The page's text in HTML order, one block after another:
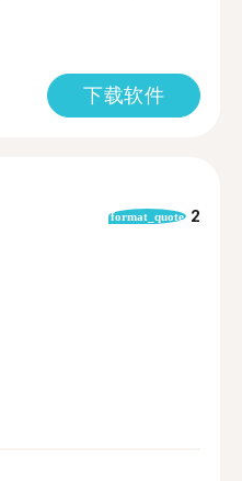
下载软件
format_quote 2